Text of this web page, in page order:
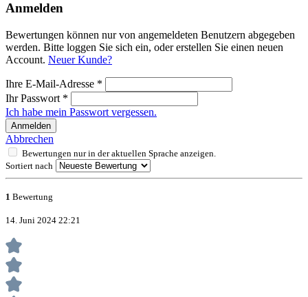
Anmelden
Bewertungen können nur von angemeldeten Benutzern abgegeben
werden. Bitte loggen Sie sich ein, oder erstellen Sie einen neuen
Account. Neuer Kunde?
Ihre E-Mail-Adresse *
Ihr Passwort *
Ich habe mein Passwort vergessen.
Anmelden
Abbrechen
Bewertungen nur in der aktuellen Sprache anzeigen.
Sortiert nach
1 Bewertung
14. Juni 2024 22:21